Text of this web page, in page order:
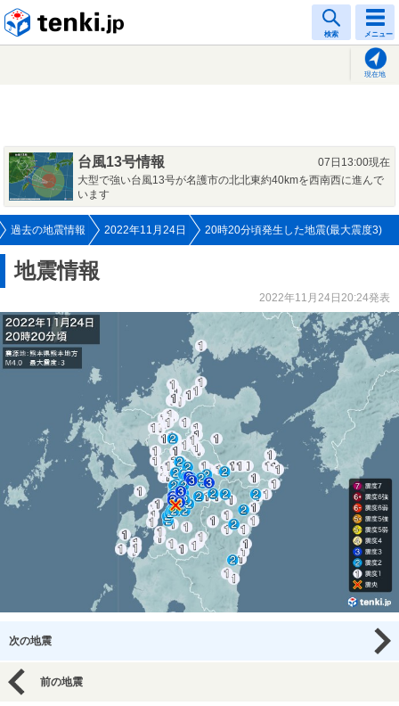
検索 メニュー
現在地
台風13号情報
07日13:00現在
大型で強い台風13号が名護市の北北東約40kmを西南西に進んで
います
過去の地震情報 2022年11月24日 20時20分頃発生した地震(最大震度3)
地震情報
2022年11月24日20:24発表
次の地震
前の地震